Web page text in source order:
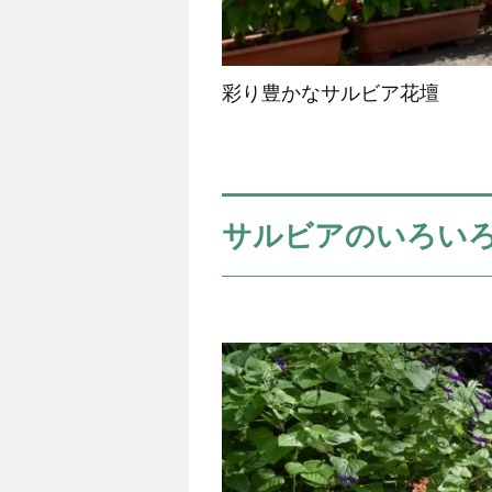
彩り豊かなサルビア花壇
サルビアのいろい